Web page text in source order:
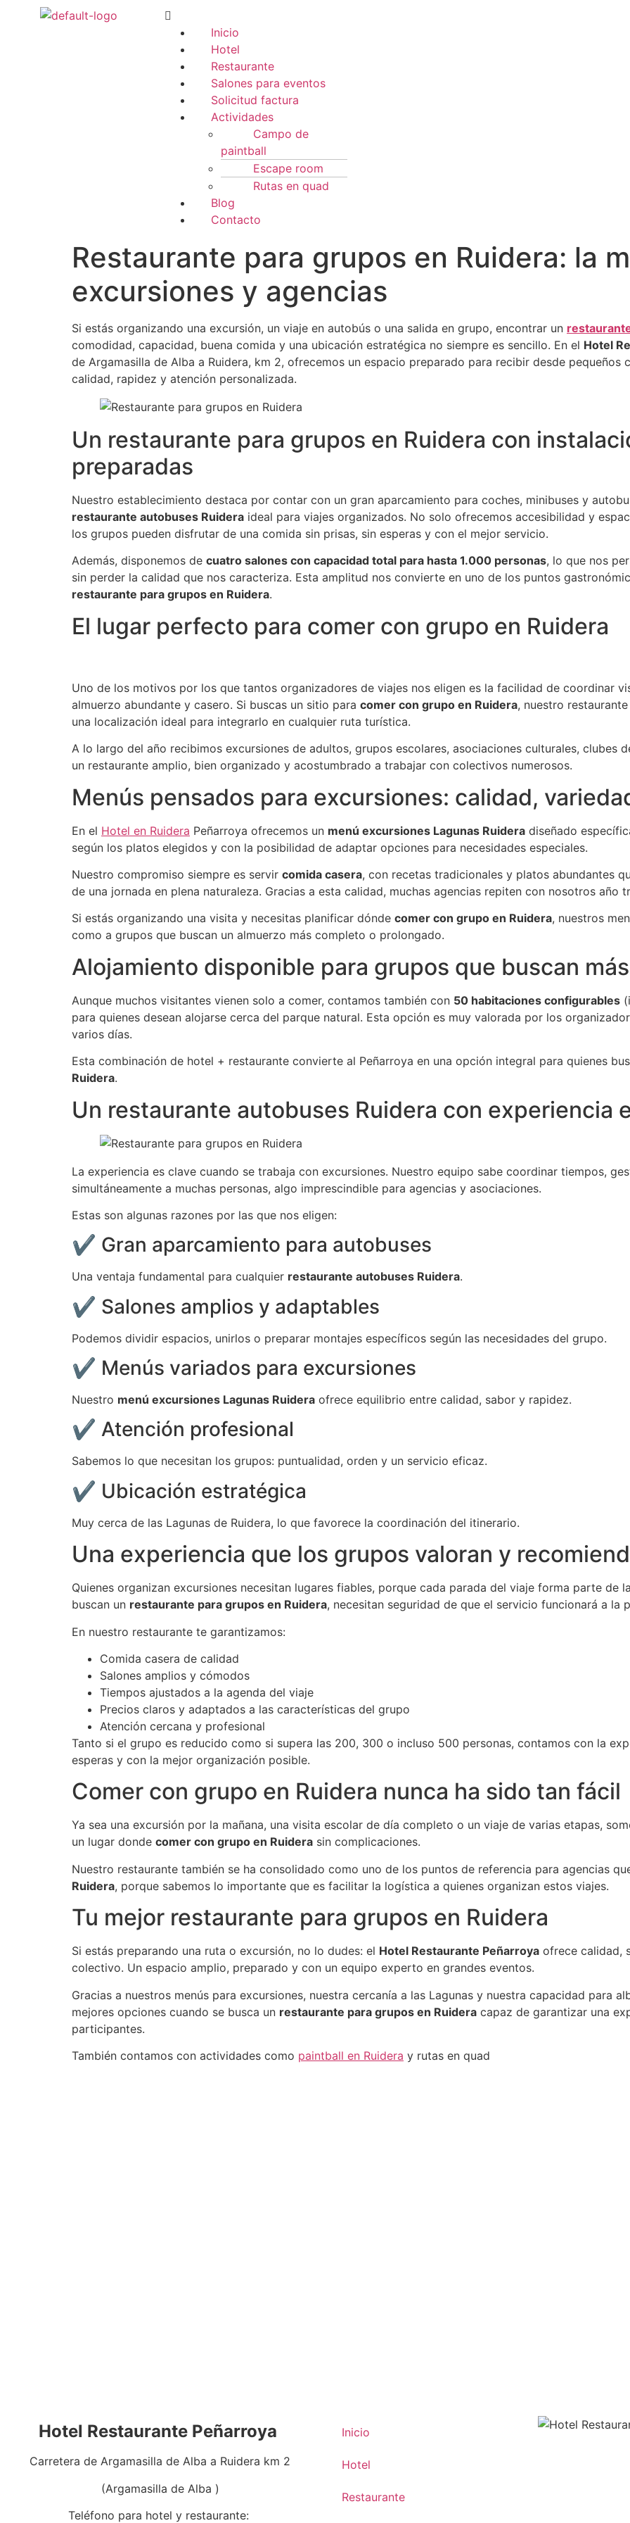
Inicio
Hotel
Restaurante
Salones para eventos
Solicitud factura
Actividades
Campo de
paintball
Escape room
Rutas en quad
Blog
Contacto
Restaurante para grupos en Ruidera: la
excursiones y agencias
Si estás organizando una excursión, un viaje en autobús o una salida en grupo, encontrar un
comodidad, capacidad, buena comida y una ubicación estratégica no siempre es sencillo. En el Hotel
de Argamasilla de Alba a Ruidera, km 2, ofrecemos un espacio preparado para recibir desde
calidad, rapidez y atención personalizada.
Un restaurante para grupos en Ruidera con
preparadas
Nuestro establecimiento destaca por contar con un gran aparcamiento para coches, minibuses y
restaurante autobuses Ruidera ideal para viajes organizados. No solo ofrecemos accesibilidad y
los grupos pueden disfrutar de una comida sin prisas, sin esperas y con el mejor servicio.
Además, disponemos de cuatro salones con capacidad total para hasta 1.000 personas, lo que nos
sin perder la calidad que nos caracteriza. Esta amplitud nos convierte en uno de los puntos
restaurante para grupos en Ruidera.
El lugar perfecto para comer con grupo en Ruidera
Uno de los motivos por los que tantos organizadores de viajes nos eligen es la facilidad de coordinar
almuerzo abundante y casero. Si buscas un sitio para comer con grupo en Ruidera, nuestro
una localización ideal para integrarlo en cualquier ruta turística.
A lo largo del año recibimos excursiones de adultos, grupos escolares, asociaciones culturales, clubes
un restaurante amplio, bien organizado y acostumbrado a trabajar con colectivos numerosos.
Menús pensados para excursiones: calidad,
En el Hotel en Ruidera Peñarroya ofrecemos un menú excursiones Lagunas Ruidera diseñado
según los platos elegidos y con la posibilidad de adaptar opciones para necesidades especiales.
Nuestro compromiso siempre es servir comida casera, con recetas tradicionales y platos abundantes
de una jornada en plena naturaleza. Gracias a esta calidad, muchas agencias repiten con nosotros año
Si estás organizando una visita y necesitas planificar dónde comer con grupo en Ruidera, nuestros
como a grupos que buscan un almuerzo más completo o prolongado.
Alojamiento disponible para grupos que buscan
Aunque muchos visitantes vienen solo a comer, contamos también con 50 habitaciones configurables
para quienes desean alojarse cerca del parque natural. Esta opción es muy valorada por los
varios días.
Esta combinación de hotel + restaurante convierte al Peñarroya en una opción integral para quienes
Ruidera.
Un restaurante autobuses Ruidera con experiencia
La experiencia es clave cuando se trabaja con excursiones. Nuestro equipo sabe coordinar tiempos,
simultáneamente a muchas personas, algo imprescindible para agencias y asociaciones.
Estas son algunas razones por las que nos eligen:
✔ Gran aparcamiento para autobuses
Una ventaja fundamental para cualquier restaurante autobuses Ruidera.
✔ Salones amplios y adaptables
Podemos dividir espacios, unirlos o preparar montajes específicos según las necesidades del grupo.
✔ Menús variados para excursiones
Nuestro menú excursiones Lagunas Ruidera ofrece equilibrio entre calidad, sabor y rapidez.
✔ Atención profesional
Sabemos lo que necesitan los grupos: puntualidad, orden y un servicio eficaz.
✔ Ubicación estratégica
Muy cerca de las Lagunas de Ruidera, lo que favorece la coordinación del itinerario.
Una experiencia que los grupos valoran y
Quienes organizan excursiones necesitan lugares fiables, porque cada parada del viaje forma parte de
buscan un restaurante para grupos en Ruidera, necesitan seguridad de que el servicio funcionará a la
En nuestro restaurante te garantizamos:
Comida casera de calidad
Salones amplios y cómodos
Tiempos ajustados a la agenda del viaje
Precios claros y adaptados a las características del grupo
Atención cercana y profesional
Tanto si el grupo es reducido como si supera las 200, 300 o incluso 500 personas, contamos con la
esperas y con la mejor organización posible.
Comer con grupo en Ruidera nunca ha sido tan fácil
Ya sea una excursión por la mañana, una visita escolar de día completo o un viaje de varias etapas,
un lugar donde comer con grupo en Ruidera sin complicaciones.
Nuestro restaurante también se ha consolidado como uno de los puntos de referencia para agencias
Ruidera, porque sabemos lo importante que es facilitar la logística a quienes organizan estos viajes.
Tu mejor restaurante para grupos en Ruidera
Si estás preparando una ruta o excursión, no lo dudes: el Hotel Restaurante Peñarroya ofrece calidad,
colectivo. Un espacio amplio, preparado y con un equipo experto en grandes eventos.
Gracias a nuestros menús para excursiones, nuestra cercanía a las Lagunas y nuestra capacidad para
mejores opciones cuando se busca un restaurante para grupos en Ruidera capaz de garantizar una
participantes.
También contamos con actividades como paintball en Ruidera y rutas en quad
Hotel Restaurante Peñarroya
Carretera de Argamasilla de Alba a Ruidera km 2
(Argamasilla de Alba )
Teléfono para hotel y restaurante:
Inicio
Hotel
Restaurante